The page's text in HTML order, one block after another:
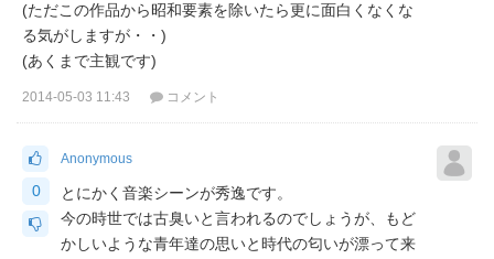
(ただこの作品から昭和要素を除いたら更に面白くなくな
る気がしますが・・)
(あくまで主観です)
2014-05-03 11:43 コメント
0
Anonymous
とにかく音楽シーンが秀逸です。
今の時世では古臭いと言われるのでしょうが、もど
かしいような青年達の思いと時代の匂いが漂って来